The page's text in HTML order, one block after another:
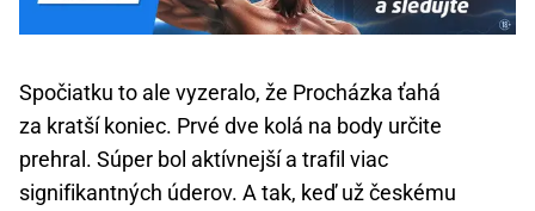
Spočiatku to ale vyzeralo, že Procházka ťahá
za kratší koniec. Prvé dve kolá na body určite
prehral. Súper bol aktívnejší a trafil viac
signifikantných úderov. A tak, keď už českému